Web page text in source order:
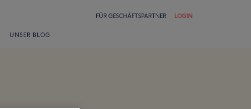
FÜR GESCHÄFTSPARTNER LOGIN
UNSER BLOG